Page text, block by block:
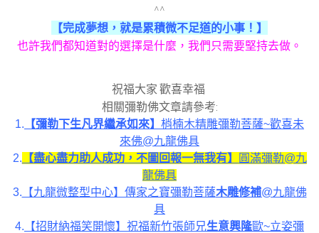
^^
【完成夢想，就是累積微不足道的小事！】
也許我們都知道對的選擇是什麼，我們只需要堅持去做。
祝福大家 歡喜幸福
相關彌勒佛文章請參考:
1. 【彌勒下生凡界繼承如來】 梢楠木精雕彌勒菩薩~歡喜未
來佛@九龍佛具
2. 【盡心盡力助人成功，不圖回報一無我有】
圓滿彌勒@九
龍佛具
3. 【九龍微整型中心】傳家之寶彌勒菩薩木雕修補@九龍佛
具
4. 【招財納福笑開懷】祝福新竹張師兄生意興隆歐~立姿彌